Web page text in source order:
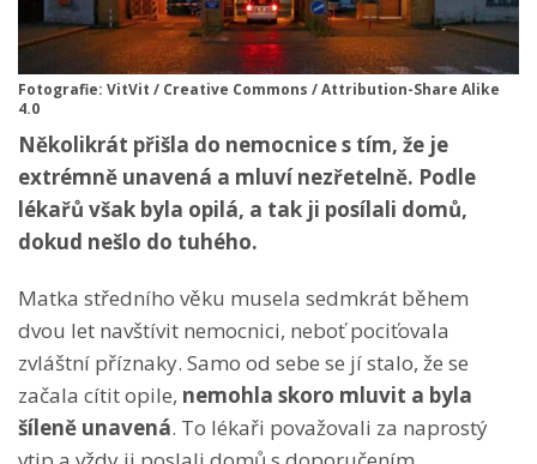
Fotografie: VitVit / Creative Commons / Attribution-Share Alike
4.0
Několikrát přišla do nemocnice s tím, že je
extrémně unavená a mluví nezřetelně. Podle
lékařů však byla opilá, a tak ji posílali domů,
dokud nešlo do tuhého.
Matka středního věku musela sedmkrát během
dvou let navštívit nemocnici, neboť pociťovala
zvláštní příznaky. Samo od sebe se jí stalo, že se
začala cítit opile, nemohla skoro mluvit a byla
šíleně unavená. To lékaři považovali za naprostý